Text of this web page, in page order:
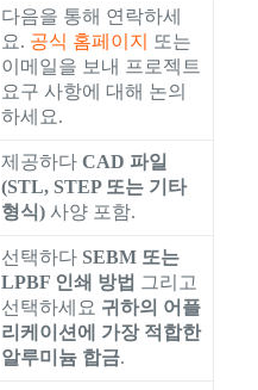
다음을 통해 연락하세
요. 공식 홈페이지
또는
이메일을 보내 프로젝트
요구 사항에 대해 논의
하세요.
제공하다 CAD 파일
(STL, STEP 또는 기타
형식)사양 포함.
선택하다 SEBM 또는
LPBF 인쇄 방법 그리고
선택하세요 귀하의 어플
리케이션에 가장 적합한
알루미늄 합금.